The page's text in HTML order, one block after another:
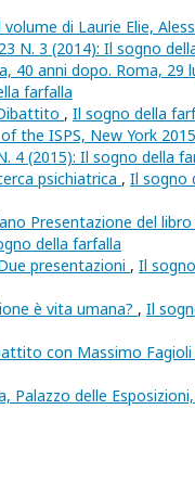
di Laurie Elie,
N. 3 (2014): Il sogno
anni dopo. Roma, 29
farfalla
, Il sogno della
the ISPS, New York
4 (2015): Il sogno della
psichiatrica , Il sogno
Presentazione del
della farfalla
presentazioni , Il
è vita umana? , Il
con Massimo Fagioli
Palazzo delle